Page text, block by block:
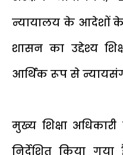
न्यायालय के आदेशों के
शासन का उद्देश्य
आर्थिक रूप से
मुख्य शिक्षा अधिकारी
निर्देशित किया